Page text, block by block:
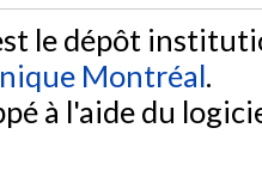
le dépôt
Montréal.
à l'aide du